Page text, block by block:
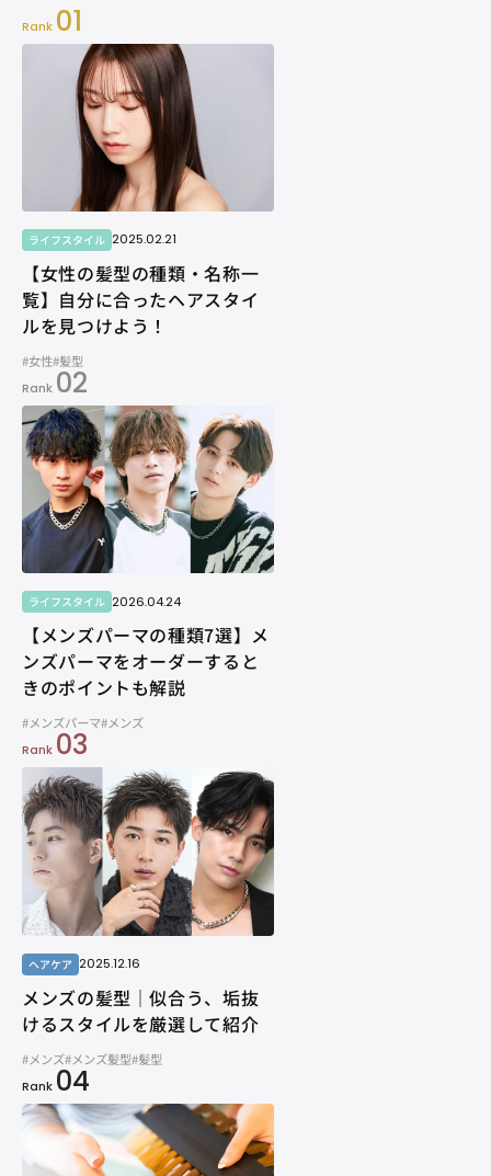
Rank 01
ライフスタイル 2025.02.21
【女性の髪型の種類・名称一
覧】自分に合ったヘアスタイ
ルを見つけよう！
#女性#髪型
Rank 02
ライフスタイル 2026.04.24
【メンズパーマの種類7選】メ
ンズパーマをオーダーすると
きのポイントも解説
#メンズパーマ#メンズ
Rank 03
ヘアケア 2025.12.16
メンズの髪型｜似合う、垢抜
けるスタイルを厳選して紹介
#メンズ#メンズ髪型#髪型
Rank 04